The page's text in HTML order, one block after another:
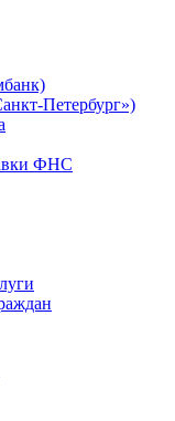
Петербург»)
ФНС